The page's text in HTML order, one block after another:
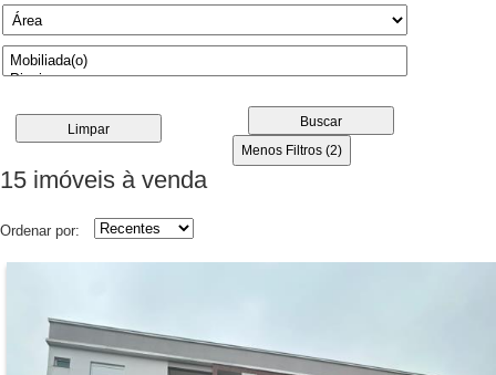
Buscar
Limpar
Menos Filtros (2)
15 imóveis à venda
Ordenar por: